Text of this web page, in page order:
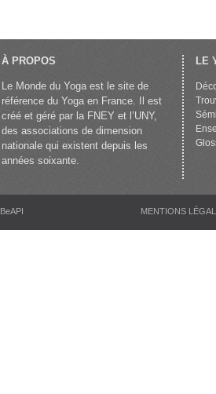
À PROPOS
Le Monde du Yoga est le site de
référence du Yoga en France. Il est
créé et géré par la FNEY et l’UNY,
des associations de dimension
nationale qui existent depuis les
années soixante.
LE
MENTIONS